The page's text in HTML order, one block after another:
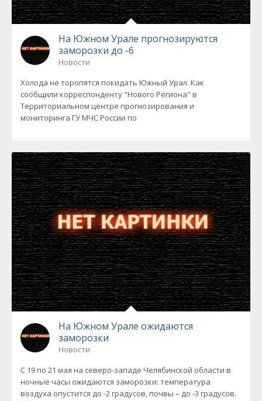
На Южном Урале прогнозируются
заморозки до -6
Новости
Холода не торопятся покидать Южный Урал. Как
сообщили корреспонденту "Нового Региона" в
Территориальном центре прогнозирования и
мониторинга ГУ МЧС России по
На Южном Урале ожидаются
заморозки
Новости
С 19 по 21 мая на северо-западе Челябинской области в
ночные часы ожидаются заморозки: температура
воздуха опустится до -2 градусов, почвы – до -3 градусов.